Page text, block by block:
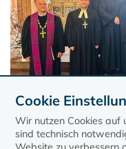
Cookie
Wir nutzen Cookies auf
sind technisch